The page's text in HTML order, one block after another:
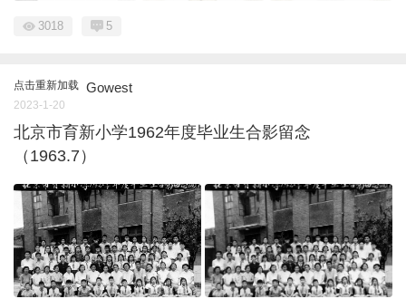
3018 5
点击重新加载 Gowest
2023-1-20
北京市育新小学1962年度毕业生合影留念
（1963.7）